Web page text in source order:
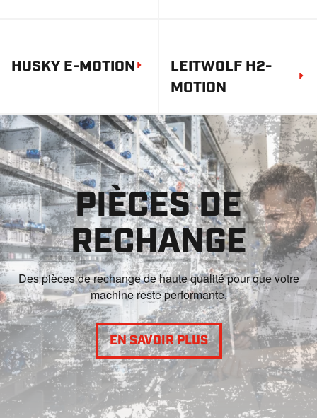
HUSKY E-MOTION
LEITWOLF H2-
MOTION
PIÈCES DE
RECHANGE
Des pièces de rechange de haute qualité pour que votre
machine reste performante.
EN SAVOIR PLUS